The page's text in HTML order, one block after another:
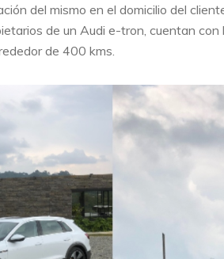
del mismo en el domicilio del
de un Audi e-tron, cuentan
de 400 kms.